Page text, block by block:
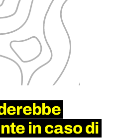
in caso di